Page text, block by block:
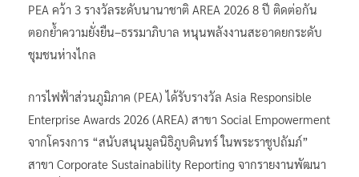
PEA คว้า 3 รางวัลระดับนานาชาติ AREA 2026 8 ปี ติดต่อกัน
ตอกย้ำความยั่งยืน–ธรรมาภิบาล หนุนพลังงานสะอาดยกระดับ
ชุมชนห่างไกล
การไฟฟ้าส่วนภูมิภาค (PEA) ได้รับรางวัล Asia Responsible
Enterprise Awards 2026 (AREA) สาขา Social Empowerment
จากโครงการ “สนับสนุนมูลนิธิภูบดินทร์ ในพระราชูปถัมภ์”
สาขา Corporate Sustainability Reporting จากรายงานพัฒนา